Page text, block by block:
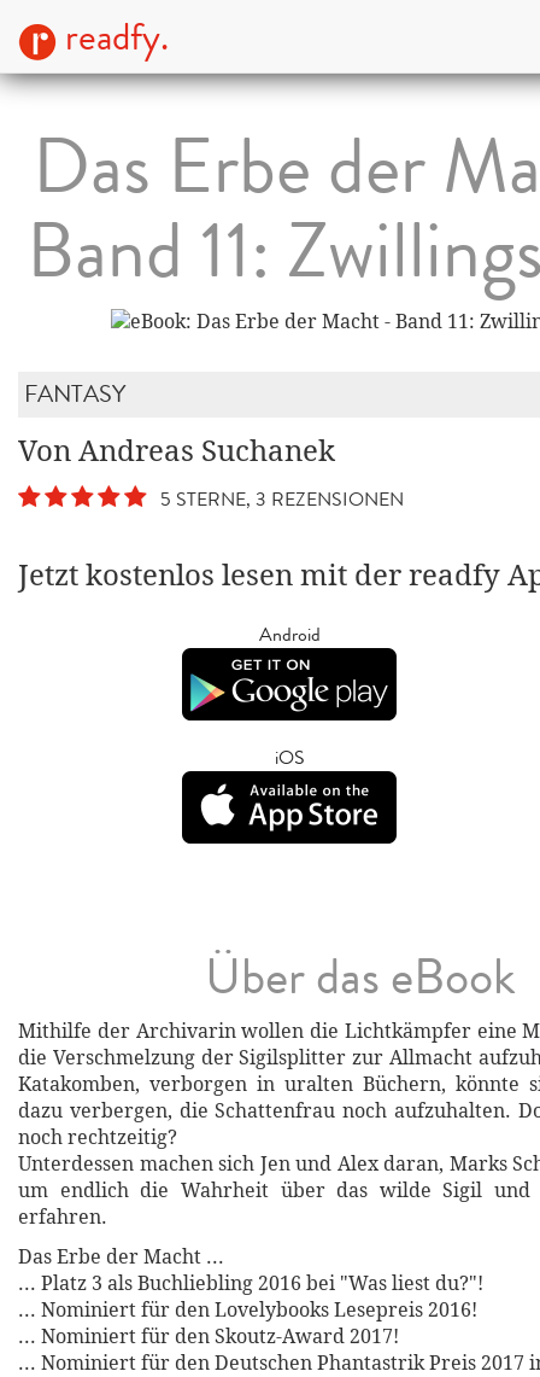
readfy.
Das Erbe der
Band 11:
FANTASY
Von Andreas Suchanek
5 STERNE, 3 REZENSIONEN
Jetzt kostenlos lesen mit der readfy
Android
iOS
Über das eBook
Mithilfe der Archivarin wollen die Lichtkämpfer eine
die Verschmelzung der Sigilsplitter zur Allmacht
Katakomben, verborgen in uralten Büchern, könnte
dazu verbergen, die Schattenfrau noch aufzuhalten.
noch rechtzeitig?
Unterdessen machen sich Jen und Alex daran, Marks
um endlich die Wahrheit über das wilde Sigil
erfahren.
Das Erbe der Macht ...
... Platz 3 als Buchliebling 2016 bei "Was liest du?"!
... Nominiert für den Lovelybooks Lesepreis 2016!
... Nominiert für den Skoutz-Award 2017!
... Nominiert für den Deutschen Phantastrik Preis 2017